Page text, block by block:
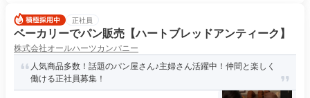
正社員
ベーカリーでパン販売【ハートブレッドアンティーク】
株式会社オールハーツカンパニー
人気商品多数！話題のパン屋さん♪主婦さん活躍中！仲間と楽しく
働ける正社員募集！